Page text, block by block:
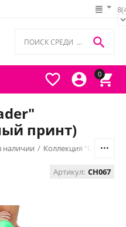
0




принт)
наличии / Коллекция
Артикул: CH067